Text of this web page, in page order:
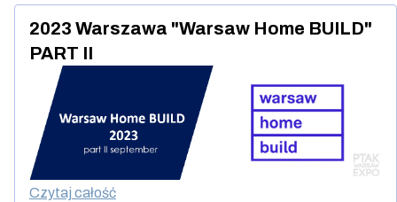
2023 Warszawa "Warsaw Home BUILD"
PART II
Czytaj całość